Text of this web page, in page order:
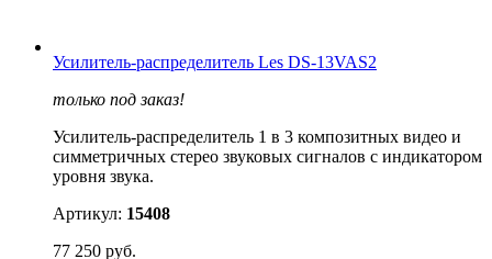
Усилитель-распределитель Les DS-13VAS2
только под заказ!
Усилитель-распределитель 1 в 3 композитных видео и
симметричных стерео звуковых сигналов с индикатором
уровня звука.
Артикул: 15408
77 250 руб.